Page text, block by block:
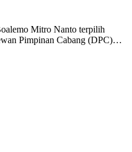
Mitro Nanto terpilih
Pimpinan Cabang (DPC)…